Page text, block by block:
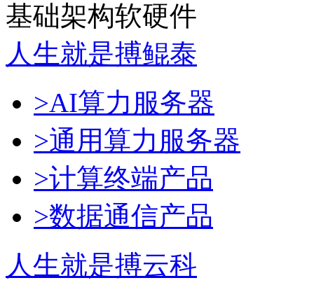
基础架构软硬件
人生就是搏鲲泰
>AI算力服务器
>通用算力服务器
>计算终端产品
>数据通信产品
人生就是搏云科